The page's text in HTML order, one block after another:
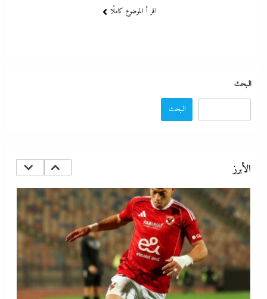
اقر أ الموضوع كاملًا
البحث
البحث
الأبرز12 ديسمبر، 2023